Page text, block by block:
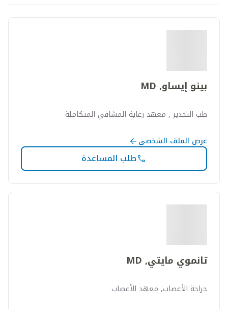
بينو إيساو, MD
طب التخدير , معهد رعاية المشافي المتكاملة
عرض الملف الشخصي
طلب المساعدة
تانموي مايتي, MD
جراحة الأعصاب, معهد الأعصاب